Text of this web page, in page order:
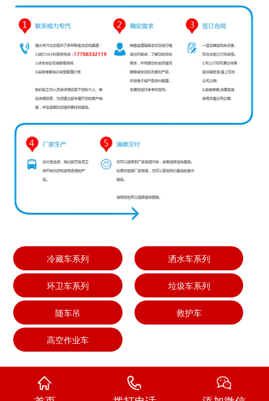
冷藏车系列 洒水车系列
环卫车系列 垃圾车系列
随车吊 救护车
高空作业车